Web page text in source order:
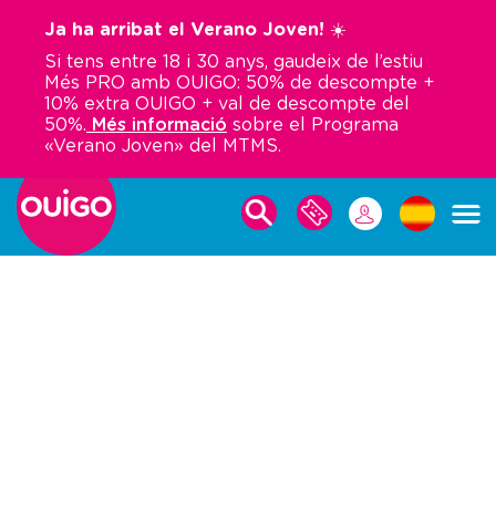
contingut
Ja ha arribat el Verano Joven! ☀️
Si tens entre 18 i 30 anys, gaudeix de l’estiu
Més PRO amb OUIGO: 50% de descompte +
10% extra OUIGO + val de descompte del
50%. Més informació sobre el Programa
«Verano Joven» del MTMS.
PER
FER
LES
MEVES